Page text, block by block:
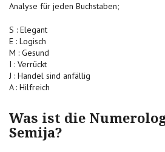
Analyse für jeden Buchstaben;
S : Elegant
E : Logisch
M : Gesund
I : Verrückt
J : Handel sind anfällig
A : Hilfreich
Was ist die
Semija?